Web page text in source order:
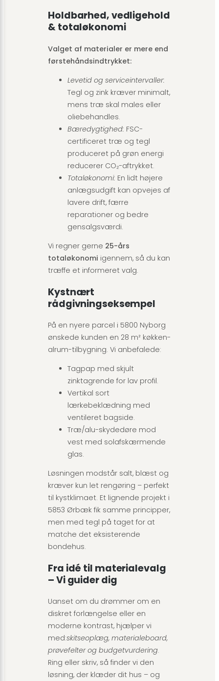
Holdbarhed, vedligehold
& totaløkonomi
Valget af materialer er mere end
førstehåndsindtrykket:
Levetid og serviceintervaller:
Tegl og zink kræver minimalt,
mens træ skal males eller
oliebehandles.
Bæredygtighed: FSC-
certificeret træ og tegl
produceret på grøn energi
reducerer CO₂-aftrykket.
Totaløkonomi: En lidt højere
anlægsudgift kan opvejes af
lavere drift, færre
reparationer og bedre
gensalgsværdi.
Vi regner gerne 25-års
totaløkonomi igennem, så du kan
træffe et informeret valg.
Kystnært
rådgivningseksempel
På en nyere parcel i 5800 Nyborg
ønskede kunden en 28 m² køkken-
alrum-tilbygning. Vi anbefalede:
Tagpap med skjult
zinktagrende for lav profil.
Vertikal sort
lærkebeklædning med
ventileret bagside.
Træ/alu-skydedøre mod
vest med solafskærmende
glas.
Løsningen modstår salt, blæst og
kræver kun let rengøring – perfekt
til kystklimaet. Et lignende projekt i
5853 Ørbæk fik samme principper,
men med tegl på taget for at
matche det eksisterende
bondehus.
Fra idé til materialevalg
– Vi guider dig
Uanset om du drømmer om en
diskret forlængelse eller en
moderne kontrast, hjælper vi
med:skitseoplæg, materialeboard,
prøvefelter og budgetvurdering.
Ring eller skriv, så finder vi den
løsning, der klæder dit hus – og